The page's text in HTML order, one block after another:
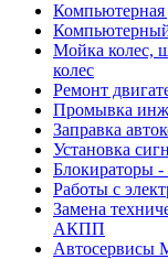
Компьютерная
Компьютерный
Мойка колес,
колес
Ремонт
Промывка
Заправка
Установка
Блокираторы
Работы с
Замена
АКПП
Автосервисы